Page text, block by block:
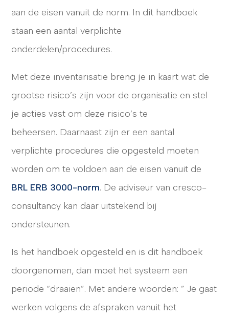
aan de eisen vanuit de norm. In dit handboek
staan een aantal verplichte
onderdelen/procedures.
Met deze inventarisatie breng je in kaart wat de
grootse risico’s zijn voor de organisatie en stel
je acties vast om deze risico’s te
beheersen. Daarnaast zijn er een aantal
verplichte procedures die opgesteld moeten
worden om te voldoen aan de eisen vanuit de
BRL ERB 3000-norm. De adviseur van cresco-
consultancy kan daar uitstekend bij
ondersteunen.
Is het handboek opgesteld en is dit handboek
doorgenomen, dan moet het systeem een
periode “draaien”. Met andere woorden: ” Je gaat
werken volgens de afspraken vanuit het